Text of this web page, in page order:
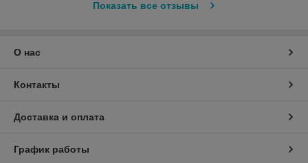
Показать все отзывы
О нас
Контакты
Доставка и оплата
График работы